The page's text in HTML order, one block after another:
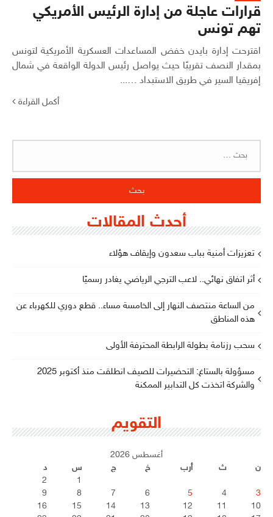
قرارات عاجلة من إدارة الرئيس الأمريكي
تهم تونس
اقترحت إدارة بايدن خفض المساعدات العسكرية الأمريكية لتونس
بمقدار النصف تقريبًا حيث يواصل رئيس الدولة الواقعة في شمال
إفريقيا السير في طريق الاستبداد …...
أكمل القراءة
أحدث المقالات
تعزيزات أمنية بباب سعدون وإيقاف هؤلاء
أثر اتفاق نهائي.. لاعب الترجي الرياضي يغادر رسميًا
من الساعة منتصف النهار إلى الخامسة مساء.. قطع دوري للكهرباء عن
هذه المناطق
سحب رزنامة بطولة الرابطة المحترفة الأولى
مسؤولة بالستاغ: التحضيرات للصيف انطلقت منذ أكتوبر 2025
والشركة اتخذت كل التدابير الممكنة
التقويم
أغسطس 2026
ن
ث أرب خ ج س
د
1
2
3
4
5
6
7
8
9
10
11
12
13
14
15
16